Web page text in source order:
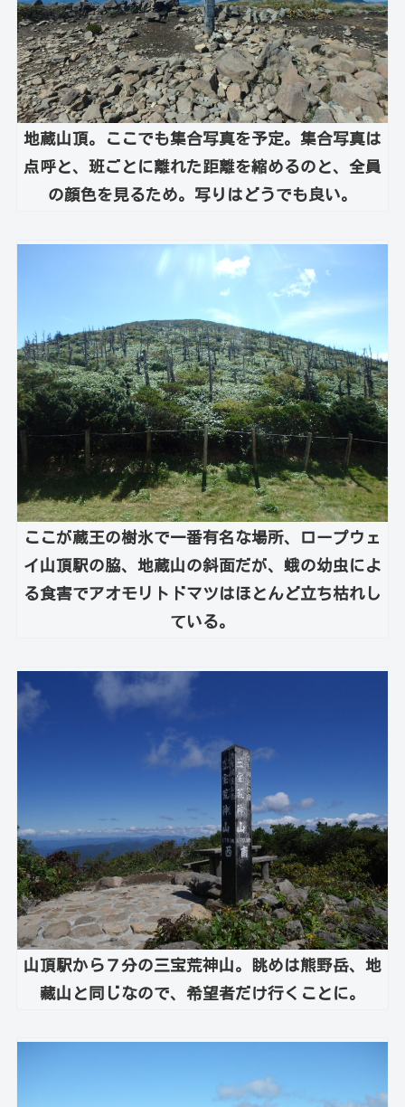
地蔵山頂。ここでも集合写真を予定。集合写真は
点呼と、班ごとに離れた距離を縮めるのと、全員
の顔色を見るため。写りはどうでも良い。
ここが蔵王の樹氷で一番有名な場所、ロープウェ
イ山頂駅の脇、地蔵山の斜面だが、蛾の幼虫によ
る食害でアオモリトドマツはほとんど立ち枯れし
ている。
山頂駅から７分の三宝荒神山。眺めは熊野岳、地
藏山と同じなので、希望者だけ行くことに。